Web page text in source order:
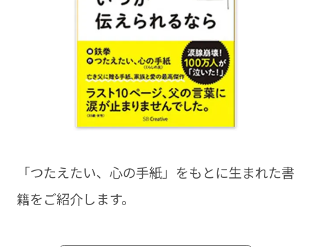
「つたえたい、⼼の⼿紙」をもとに⽣まれた書
籍をご紹介します。